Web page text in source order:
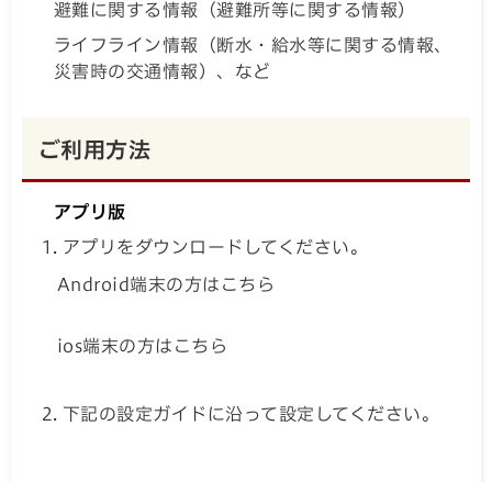
避難に関する情報（避難所等に関する情報）
ライフライン情報（断水・給水等に関する情報、
災害時の交通情報）、など
ご利用方法
アプリ版
アプリをダウンロードしてください。
Android端末の方はこちら
ios端末の方はこちら
下記の設定ガイドに沿って設定してください。